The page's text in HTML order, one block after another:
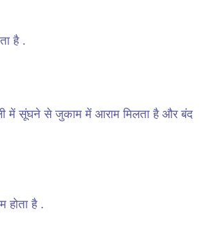
है .
में सूंघने से जुकाम में आराम मिलता है और बंद
है .